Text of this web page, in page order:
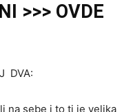
>>> OVDE
DVA:
na sebe i to ti je velika